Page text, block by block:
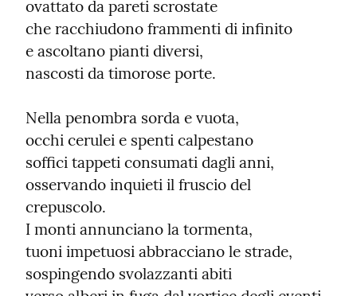
ovattato da pareti scrostate
che racchiudono frammenti di infinito
e ascoltano pianti diversi,
nascosti da timorose porte.
Nella penombra sorda e vuota,
occhi cerulei e spenti calpestano
soffici tappeti consumati dagli anni,
osservando inquieti il fruscio del
crepuscolo.
I monti annunciano la tormenta,
tuoni impetuosi abbracciano le strade,
sospingendo svolazzanti abiti